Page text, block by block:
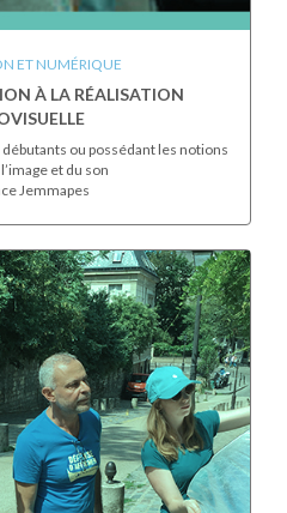
ET NUMÉRIQUE
À LA RÉALISATION
ou possédant les notions
et du son
Jemmapes